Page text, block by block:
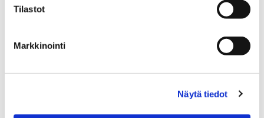
Tilastot
Markkinointi
Näytä tiedot
Voit siirtyä kuljetuspalvelun
linkistä.